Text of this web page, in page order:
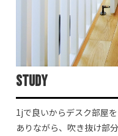
Study
1jで良いからデスク部屋
ありながら、吹き抜け部